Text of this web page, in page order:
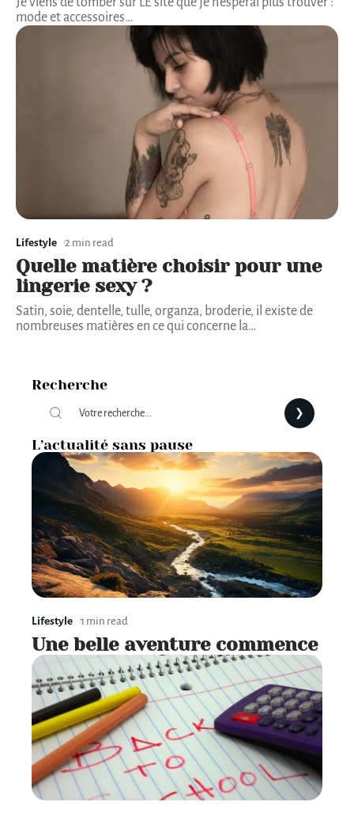
mode et accessoires…
Lifestyle 2 min read
Quelle matière choisir pour une
lingerie sexy ?
Satin, soie, dentelle, tulle, organza, broderie, il existe de
nombreuses matières en ce qui concerne la…
Recherche
L’actualité sans pause
Lifestyle 1 min read
Une belle aventure commence